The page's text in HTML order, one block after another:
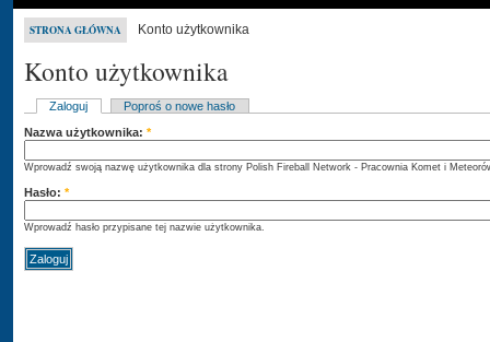
STRONA GŁÓWNA Konto użytkownika
Konto użytkownika
Zaloguj
Poproś o nowe hasło
Nazwa użytkownika: *
Wprowadź swoją nazwę użytkownika dla strony Polish Fireball Network - Pracownia Komet i
Hasło: *
Wprowadź hasło przypisane tej nazwie użytkownika.